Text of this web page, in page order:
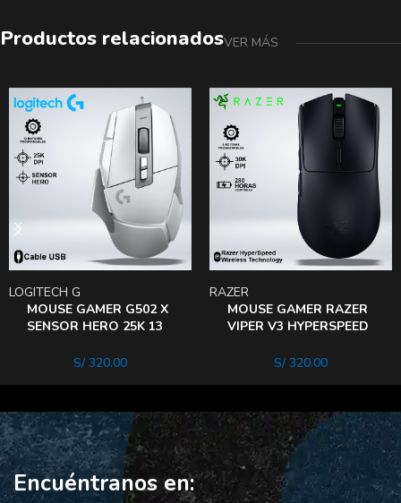
Productos relacionadosVER MÁS
MOUSE GAMER G502 X
SENSOR HERO 25K 13
PROGRAMABLES
LOGITECH G
S/320.00
MOUSE GAMER RAZER
VIPER V3 HYPERSPEED
RAZER
S/320.00
Encuéntranos en: